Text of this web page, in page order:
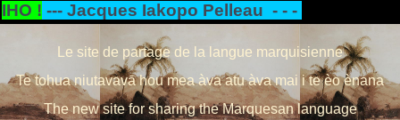
IHO ! --- Jacques Iakopo Pelleau - - -
Le site de partage de la langue marquisienne
Te tohua niutavavā hou mea àva atu àva mai i te èo ènana
The new site for sharing the Marquesan language